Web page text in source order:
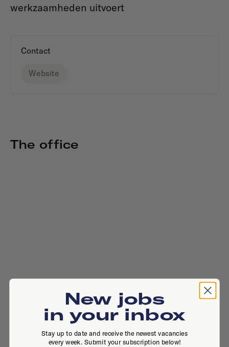
werkzaamheden uitvoert
Contact
Website
The office
New jobs
in your inbox
Stay up to date and receive the newest vacancies
every week. Submit your subscription below!